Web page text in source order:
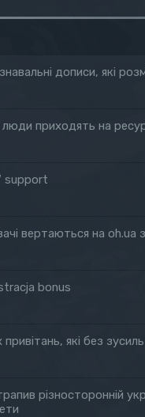
дописи, які
люди приходять на
support
вертаються на oh.ua
bonus
які без
різносторонній